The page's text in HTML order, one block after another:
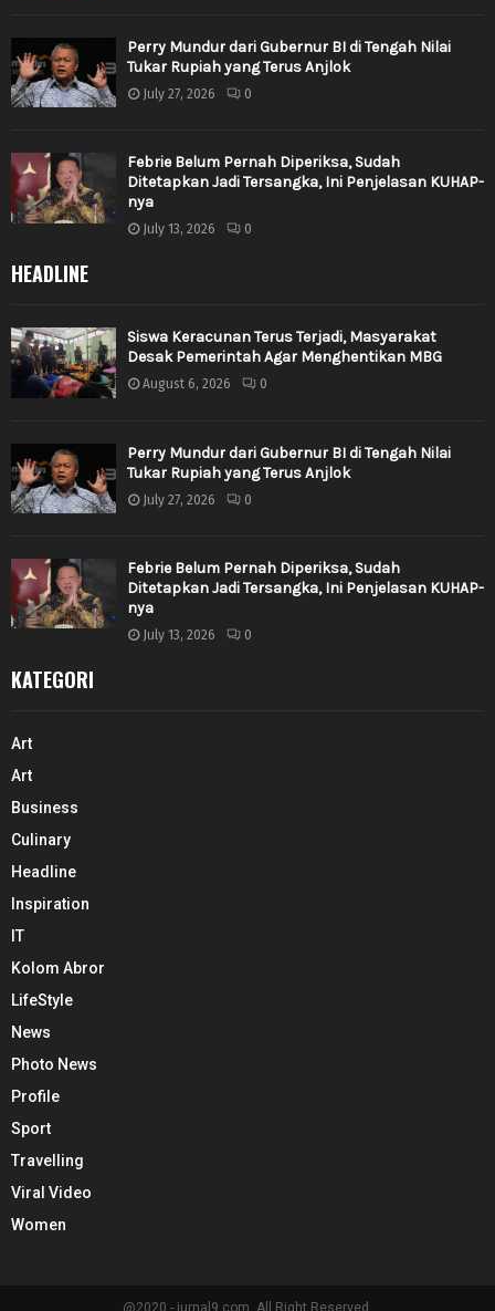
Perry Mundur dari Gubernur BI di Tengah Nilai
Tukar Rupiah yang Terus Anjlok
July 27, 2026 0
Febrie Belum Pernah Diperiksa, Sudah
Ditetapkan Jadi Tersangka, Ini Penjelasan KUHAP-
nya
July 13, 2026 0
HEADLINE
Siswa Keracunan Terus Terjadi, Masyarakat
Desak Pemerintah Agar Menghentikan MBG
August 6, 2026 0
Perry Mundur dari Gubernur BI di Tengah Nilai
Tukar Rupiah yang Terus Anjlok
July 27, 2026 0
Febrie Belum Pernah Diperiksa, Sudah
Ditetapkan Jadi Tersangka, Ini Penjelasan KUHAP-
nya
July 13, 2026 0
KATEGORI
Art
Art
Business
Culinary
Headline
Inspiration
IT
Kolom Abror
LifeStyle
News
Photo News
Profile
Sport
Travelling
Viral Video
Women
@2020 - jurnal9.com. All Right Reserved.